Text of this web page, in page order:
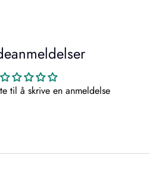
til å skrive en anmeldelse